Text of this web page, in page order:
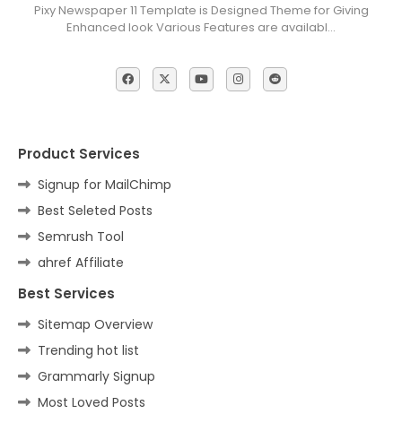
Pixy Newspaper 11 Template is Designed Theme for Giving
Enhanced look Various Features are availabl…
Product Services
Signup for MailChimp
Best Seleted Posts
Semrush Tool
ahref Affiliate
Best Services
Sitemap Overview
Trending hot list
Grammarly Signup
Most Loved Posts